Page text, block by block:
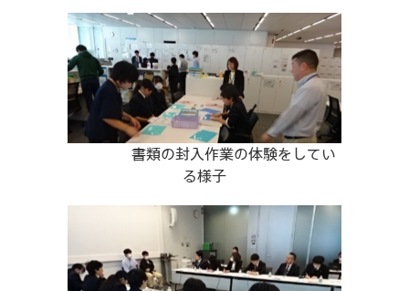
書類の封入作業の体験をしてい
る様子